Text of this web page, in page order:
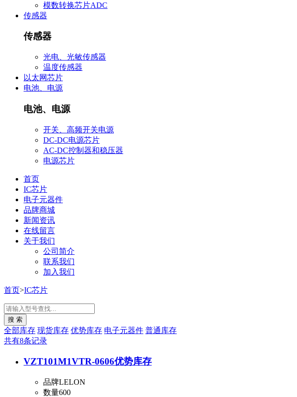
模数转换芯片ADC
传感器
传感器
光电、光敏传感器
温度传感器
以太网芯片
电池、电源
电池、电源
开关、高频开关电源
DC-DC电源芯片
AC-DC控制器和稳压器
电源芯片
首页
IC芯片
电子元器件
品牌商城
新闻资讯
在线留言
关于我们
公司简介
联系我们
加入我们
首页>IC芯片
全部库存 现货库存 优势库存 电子元器件 普通库存
共有8条记录
VZT101M1VTR-0606优势库存
品牌LELON
数量600